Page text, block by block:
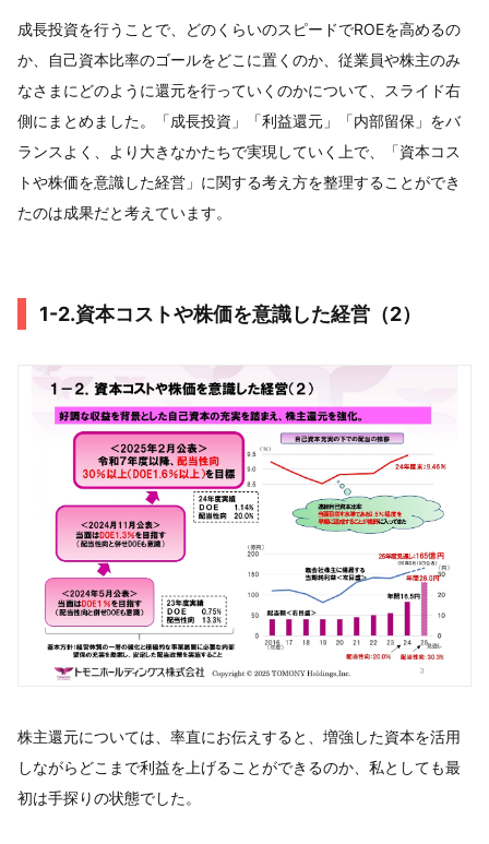
成長投資を行うことで、どのくらいのスピードでROEを高めるの
か、自己資本比率のゴールをどこに置くのか、従業員や株主のみ
なさまにどのように還元を行っていくのかについて、スライド右
側にまとめました。「成長投資」「利益還元」「内部留保」をバ
ランスよく、より大きなかたちで実現していく上で、「資本コス
トや株価を意識した経営」に関する考え方を整理することができ
たのは成果だと考えています。
1-2.資本コストや株価を意識した経営（2）
株主還元については、率直にお伝えすると、増強した資本を活用
しながらどこまで利益を上げることができるのか、私としても最
初は手探りの状態でした。